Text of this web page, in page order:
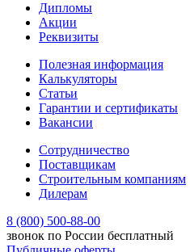
Дипломы
Акции
Реквизиты
Полезная информация
Калькуляторы
Статьи
Гарантии и сертификаты
Вакансии
Сотрудничество
Поставщикам
Строительным компаниям
Дилерам
8 (800) 500-88-00
звонок по России бесплатный